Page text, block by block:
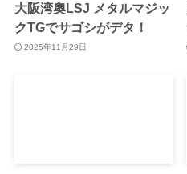
大阪湾奧LSJ メタルマジッ
クTGでサゴシがデタ！
2025年11月29日